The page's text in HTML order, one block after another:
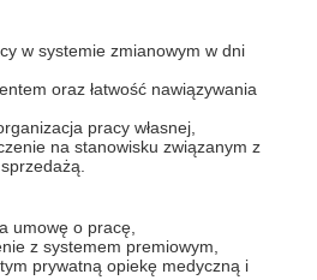
w systemie zmianowym w dni
oraz łatwość nawiązywania
pracy własnej,
na stanowisku związanym z
umowę o pracę,
z systemem premiowym,
prywatną opiekę medyczną i